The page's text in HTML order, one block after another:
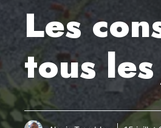
Les
tous